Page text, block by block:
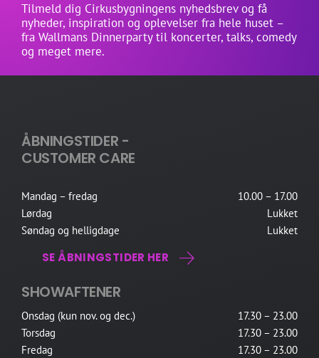
Tilmeld dig Cirkusbygningens nyhedsbrev og få
nyheder, inspiration og oplevelser fra hele huset –
fra Wallmans Dinnerparty til koncerter, talks, comedy
og meget mere.
ÅBNINGSTIDER -
CUSTOMER CARE
Mandag – fredag
10.00 – 17.00
Lørdag
Lukket
Søndag og helligdage
Lukket
SE ÅBNINGSTIDER HER
SHOWAFTENER
Onsdag (kun nov. og dec.)
17.30 – 23.00
Torsdag
17.30 – 23.00
Fredag
17.30 – 23.00